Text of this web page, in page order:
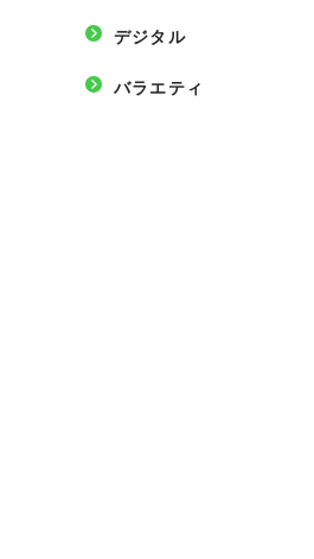
デジタル
バラエティ